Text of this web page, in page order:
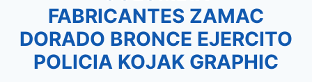
FABRICANTES ZAMAC
DORADO BRONCE EJERCITO
POLICIA KOJAK GRAPHIC